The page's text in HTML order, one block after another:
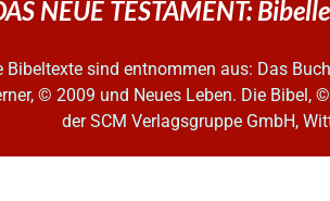
NEUE TESTAMENT:
Bibeltexte sind entnommen aus: Das
© 2009 und Neues Leben. Die Bibel,
der SCM Verlagsgruppe GmbH,